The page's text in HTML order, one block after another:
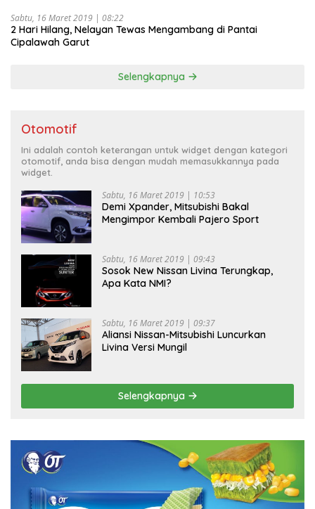
Sabtu, 16 Maret 2019 | 08:22
2 Hari Hilang, Nelayan Tewas Mengambang di Pantai
Cipalawah Garut
Selengkapnya
Otomotif
Ini adalah contoh keterangan untuk widget dengan kategori
otomotif, anda bisa dengan mudah memasukkannya pada
widget.
Sabtu, 16 Maret 2019 | 10:53
Demi Xpander, Mitsubishi Bakal
Mengimpor Kembali Pajero Sport
Sabtu, 16 Maret 2019 | 09:43
Sosok New Nissan Livina Terungkap,
Apa Kata NMI?
Sabtu, 16 Maret 2019 | 09:37
Aliansi Nissan-Mitsubishi Luncurkan
Livina Versi Mungil
Selengkapnya